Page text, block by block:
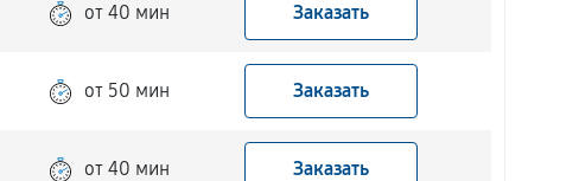
от 40 мин Заказать
от 50 мин Заказать
от 40 мин Заказать